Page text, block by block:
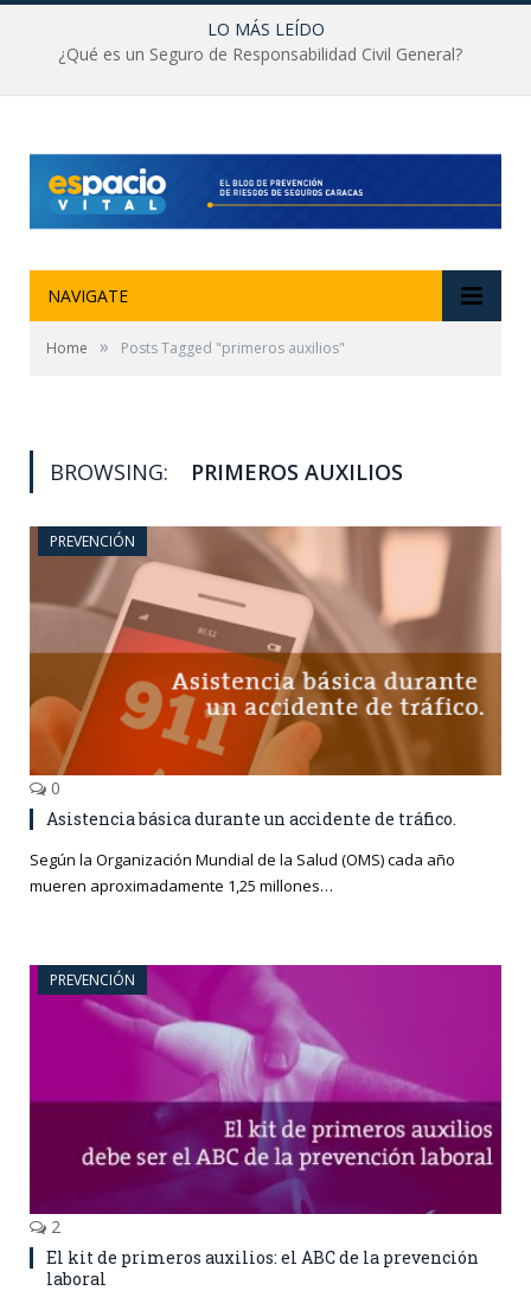
LO MÁS LEÍDO
¿Qué es un Seguro de Responsabilidad Civil General?
NAVIGATE
Home » Posts Tagged "primeros auxilios"
BROWSING: PRIMEROS AUXILIOS
PREVENCIÓN
0
Asistencia básica durante un accidente de tráfico.
Según la Organización Mundial de la Salud (OMS) cada año
mueren aproximadamente 1,25 millones…
PREVENCIÓN
2
El kit de primeros auxilios: el ABC de la prevención
laboral